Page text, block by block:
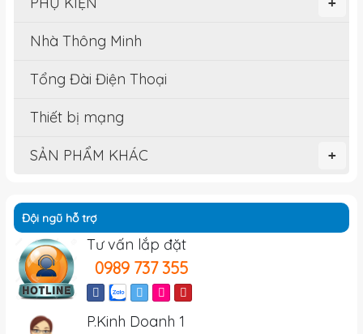
+
Nhà Thông Minh
Tổng Đài Điện Thoại
Thiết bị mạng
+
SẢN PHẨM KHÁC
Đội ngũ hỗ trợ
Tư vấn lắp đặt
0989 737 355
P.Kinh Doanh 1